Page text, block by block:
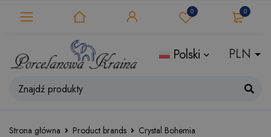
0 0
Polski
Strona główna Product brands Crystal Bohemia